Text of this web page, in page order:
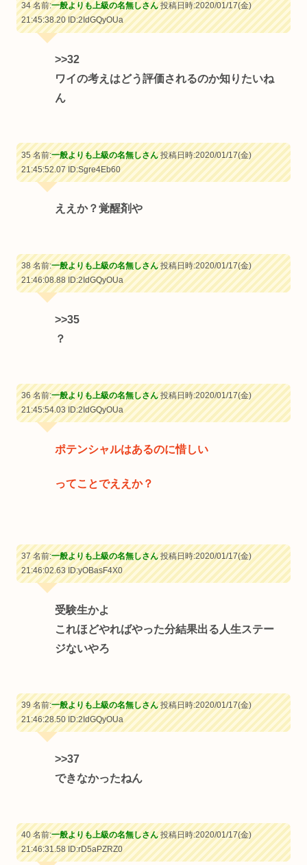
34 名前:一般よりも上級の名無しさん投稿日時:2020/01/17(金)
21:45:38.20ID:2IdGQyOUa
>>32
ワイの考えはどう評価されるのか知りたいね
ん
35 名前:一般よりも上級の名無しさん投稿日時:2020/01/17(金)
21:45:52.07ID:Sgre4Eb60
ええか？覚醒剤や
38 名前:一般よりも上級の名無しさん投稿日時:2020/01/17(金)
21:46:08.88ID:2IdGQyOUa
>>35
？
36 名前:一般よりも上級の名無しさん投稿日時:2020/01/17(金)
21:45:54.03ID:2IdGQyOUa
ポテンシャルはあるのに惜しい
ってことでええか？
37 名前:一般よりも上級の名無しさん投稿日時:2020/01/17(金)
21:46:02.63ID:yOBasF4X0
受験生かよ
これほどやればやった分結果出る人生ステー
ジないやろ
39 名前:一般よりも上級の名無しさん投稿日時:2020/01/17(金)
21:46:28.50ID:2IdGQyOUa
>>37
できなかったねん
40 名前:一般よりも上級の名無しさん投稿日時:2020/01/17(金)
21:46:31.58ID:rD5aPZRZ0